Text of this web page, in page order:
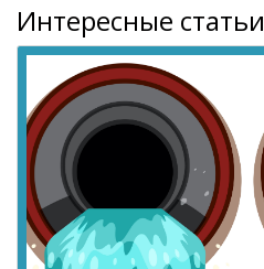
Интересные статьи